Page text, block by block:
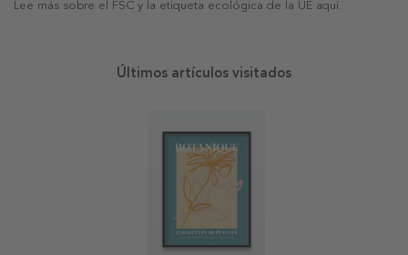
Lee más sobre el FSC y la etiqueta ecológica de la UE aquí.
Últimos artículos visitados